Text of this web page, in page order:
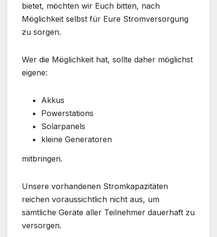
bietet, möchten wir Euch bitten, nach
Möglichkeit selbst für Eure Stromversorgung
zu sorgen.
Wer die Möglichkeit hat, sollte daher möglichst
eigene:
Akkus
Powerstations
Solarpanels
kleine Generatoren
mitbringen.
Unsere vorhandenen Stromkapazitäten
reichen voraussichtlich nicht aus, um
sämtliche Geräte aller Teilnehmer dauerhaft zu
versorgen.